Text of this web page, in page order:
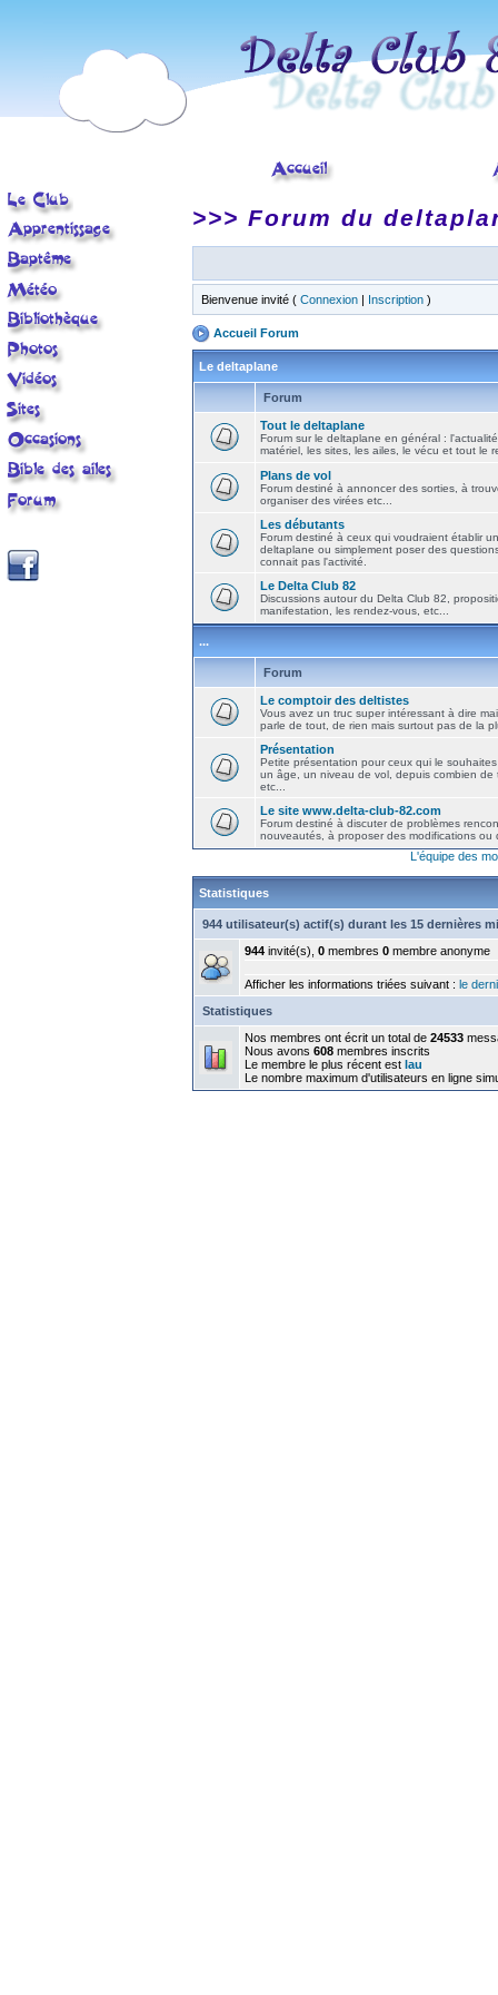
>>> Forum du
Bienvenue invité ( Connexion | Inscription )
Accueil Forum
Le deltaplane
Forum
Tout le deltaplane
Forum sur le deltaplane en général :
matériel, les sites, les ailes, le vécu et tout le
Plans de vol
Forum destiné à annoncer des sorties, à
organiser des virées etc...
Les débutants
Forum destiné à ceux qui voudraient établir
deltaplane ou simplement poser des
connait pas l'activité.
Le Delta Club 82
Discussions autour du Delta Club 82,
manifestation, les rendez-vous, etc...
...
Forum
Le comptoir des deltistes
Vous avez un truc super intéressant à dire
parle de tout, de rien mais surtout pas de la
Présentation
Petite présentation pour ceux qui le
un âge, un niveau de vol, depuis combien de
etc...
Le site www.delta-club-82.com
Forum destiné à discuter de problèmes
nouveautés, à proposer des modifications ou
L'équipe des
Statistiques
944 utilisateur(s) actif(s) durant les 15 dernières
944 invité(s), 0 membres 0 membre anonyme
Afficher les informations triées suivant : le
Statistiques
Nos membres ont écrit un total de 24533
Nous avons 608 membres inscrits
Le membre le plus récent est lau
Le nombre maximum d'utilisateurs en ligne